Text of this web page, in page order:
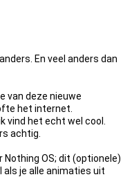
En veel anders dan
van deze nieuwe
het internet.
vind het echt wel cool.
achtig.
OS; dit (optionele)
je alle animaties uit